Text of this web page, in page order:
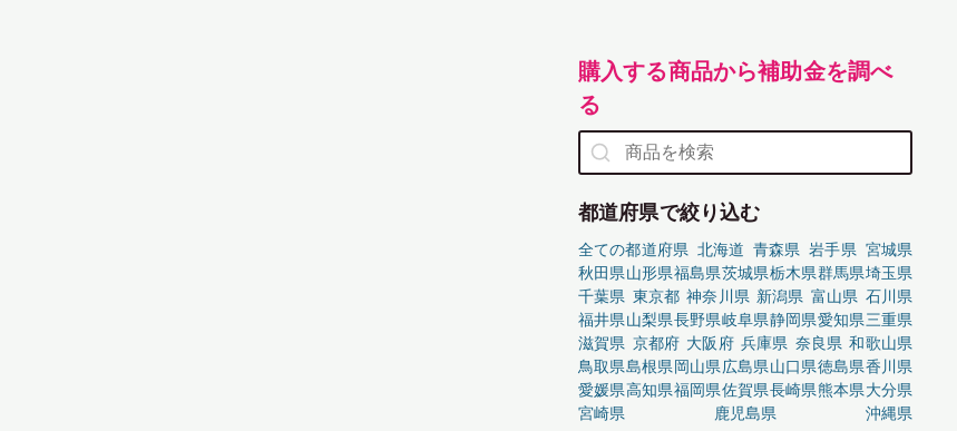
購入する商品から補助金を調べ
る
都道府県で絞り込む
全ての都道府県 北海道 青森県 岩手県 宮城県
秋田県山形県福島県茨城県栃木県群馬県埼玉県
千葉県 東京都 神奈川県 新潟県 富山県 石川県
福井県山梨県長野県岐阜県静岡県愛知県三重県
滋賀県 京都府 大阪府 兵庫県 奈良県 和歌山県
鳥取県島根県岡山県広島県山口県徳島県香川県
愛媛県高知県福岡県佐賀県長崎県熊本県大分県
宮崎県
鹿児島県 沖縄県